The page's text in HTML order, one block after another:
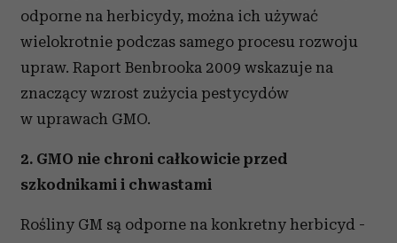
odporne na herbicydy, można ich używać
wielokrotnie podczas samego procesu rozwoju
upraw. Raport Benbrooka 2009 wskazuje na
znaczący wzrost zużycia pestycydów
w uprawach GMO.
2. GMO nie chroni całkowicie przed
szkodnikami i chwastami
Rośliny GM są odporne na konkretny herbicyd -